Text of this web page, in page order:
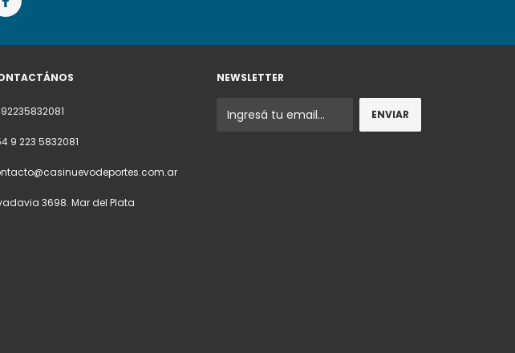
9 223 5832081
3698. Mar del Plata
NEWSLETTER